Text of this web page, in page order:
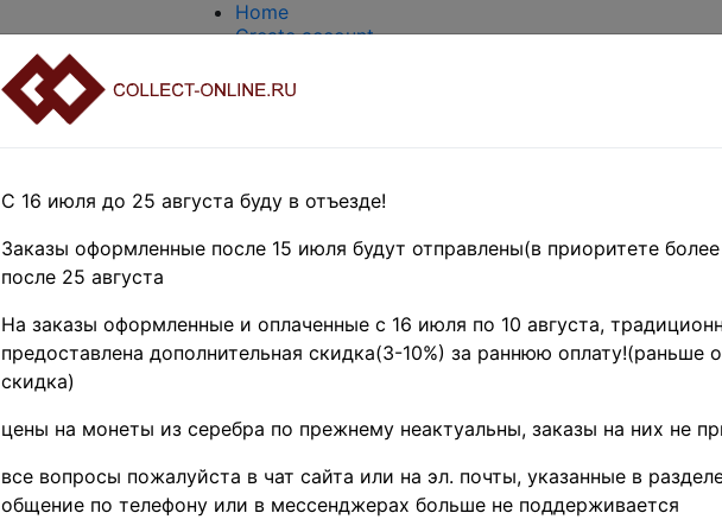
Home
Create account
About Collect-Online
Оценка и покупка
EASY SEARCH
Home Нумизматика
Иностранные
монеты» Europe» Словакия
Поиск в категории - название товараПоиск
Поиск в категории - по изображению товара (тестовый режим)
Выберите файл
С 16 июля до 25 августа буду в отъезде!
Заказы оформленные после 15 июля будут отправлены(в приоритете
после 25 августа
На заказы оформленные и оплаченные с 16 июля по 10 августа,
предоставлена дополнительная скидка(3-10%) за раннюю оплату!(раньше
скидка)
цены на монеты из серебра по прежнему неактуальны, заказы на них не
все вопросы пожалуйста в чат сайта или на эл. почты, указанные в
общение по телефону или в мессенджерах больше не поддерживается